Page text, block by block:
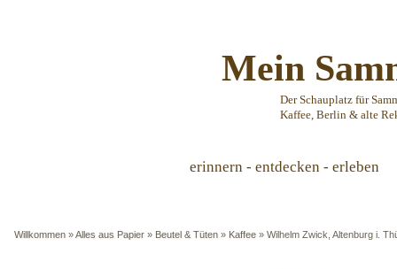
Mein
Der Schauplatz für
Kaffee, Berlin & alte
erinnern - entdecken - erleben
Willkommen »Alles aus Papier » Beutel & Tüten » Kaffee » Wilhelm Zwick, Altenburg i.